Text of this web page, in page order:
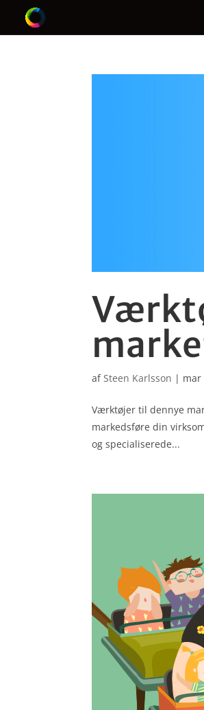
afSteen Karlsson | mar
Værktøjer til dennye
markedsføre din
og specia­liserede...